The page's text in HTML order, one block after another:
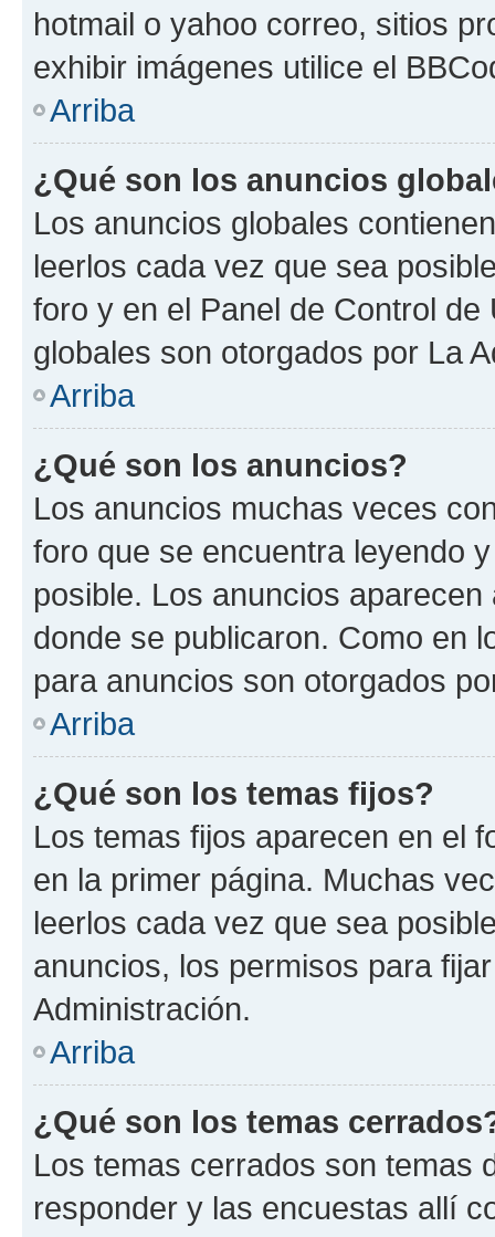
hotmail o yahoo correo, sitios
exhibir imágenes utilice el
Arriba
¿Qué son los anuncios
Los anuncios globales
leerlos cada vez que sea
foro y en el Panel de Control
globales son otorgados por La
Arriba
¿Qué son los anuncios?
Los anuncios muchas veces
foro que se encuentra leyendo
posible. Los anuncios
donde se publicaron. Como en
para anuncios son otorgados
Arriba
¿Qué son los temas fijos?
Los temas fijos aparecen en el
en la primer página. Muchas
leerlos cada vez que sea
anuncios, los permisos para
Administración.
Arriba
¿Qué son los temas
Los temas cerrados son temas
responder y las encuestas allí